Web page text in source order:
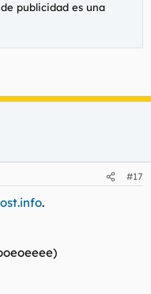
publicidad es una
#17
.